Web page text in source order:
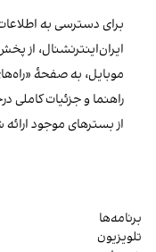
برای دسترسی به
ایران‌اینترنشنال، از
موبایل، به صفحهٔ
راهنما و جزئیات
از بسترهای موجود
برنامه‌ها
تلویزیون